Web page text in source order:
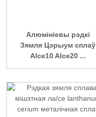
Алюмініевы рэдкі
Зямля Цэрыум сплаў
Alce10 Alce20 ...